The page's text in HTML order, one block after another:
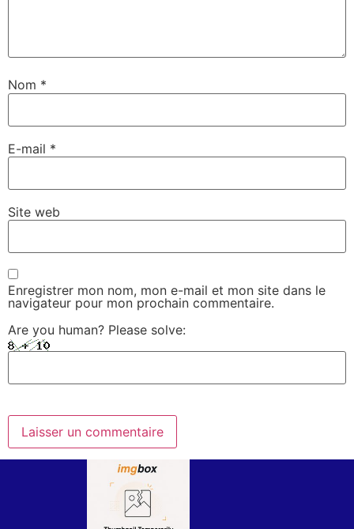
Nom *
E-mail *
Site web
Enregistrer mon nom, mon e-mail et mon site dans le
navigateur pour mon prochain commentaire.
Are you human? Please solve: